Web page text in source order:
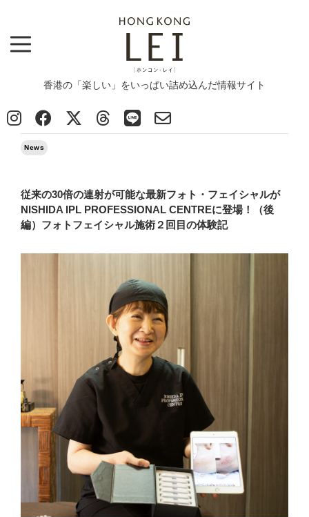
香港の「楽しい」をいっぱい詰め込んだ情報サイト
News
>
2026/05/05
News
従来の30倍の連射が可能な最新フォト・フェイシャルが
NISHIDA IPL PROFESSIONAL CENTREに登場！（後
編）フォトフェイシャル施術２回目の体験記